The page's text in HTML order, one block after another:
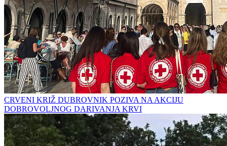
CRVENI KRIŽ DUBROVNIK POZIVA NA AKCIJU
DOBROVOLJNOG DARIVANJA KRVI